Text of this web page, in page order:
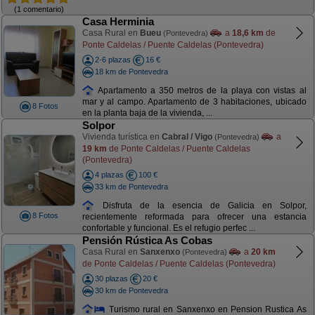
(1 comentario)
8 Fotos
Casa Herminia
Casa Rural en Bueu (Pontevedra) a 18,6 km de
Ponte Caldelas / Puente Caldelas (Pontevedra)
2-6 plazas
16 €
18 km de Pontevedra
Apartamento a 350 metros de la playa con vistas al
mar y al campo. Apartamento de 3 habitaciones, ubicado
en la planta baja de la vivienda, ...
8 Fotos
Solpor
Vivienda turística en Cabral / Vigo (Pontevedra)
a
19 km de Ponte Caldelas / Puente Caldelas
(Pontevedra)
4 plazas
100 €
33 km de Pontevedra
Disfruta de la esencia de Galicia en Solpor,
recientemente reformada para ofrecer una estancia
confortable y funcional. Es el refugio perfec ...
Pensión Rústica As Cobas
Casa Rural en Sanxenxo (Pontevedra) a 20 km
de Ponte Caldelas / Puente Caldelas (Pontevedra)
30 plazas
20 €
30 km de Pontevedra
Turismo rural en Sanxenxo en Pension Rustica As